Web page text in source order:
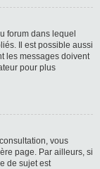
forum dans lequel
Il est possible aussi
les messages doivent
pour plus
vous
page. Par ailleurs, si
de sujet est